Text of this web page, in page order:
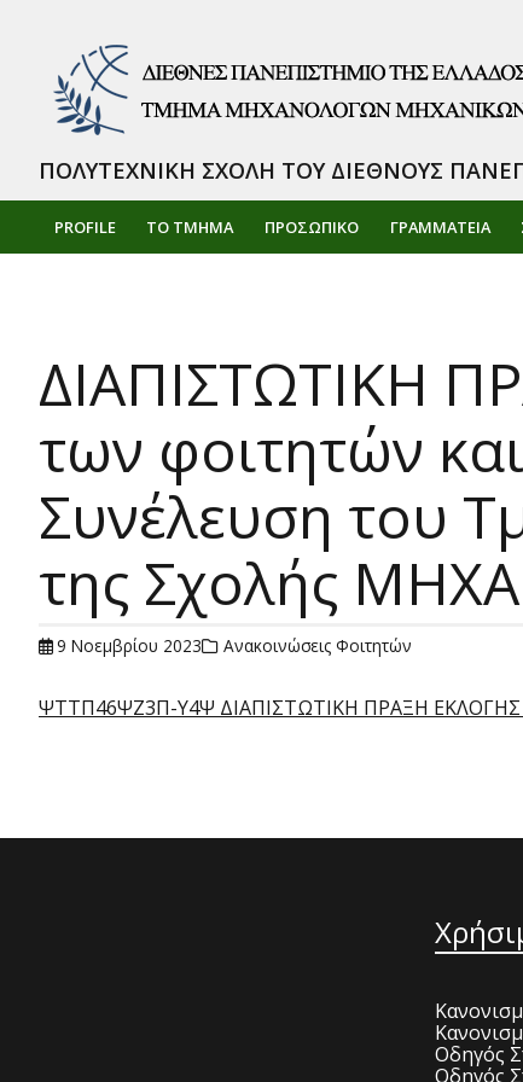
PROFILE ΤΟ ΤΜΗΜΑ ΠΡΟΣΩΠΙΚΌ ΓΡΑΜΜΑΤΕΙΑ
ΠΟΛΥΤΕΧΝΙΚΗ ΣΧΟΛΗ ΤΟΥ ΔΙΕΘΝΟΥΣ
ΔΙΑΠΙΣΤΩΤΙΚΗ
των φοιτητών
Συνέλευση του
της Σχολής
9 Νοεμβρίου 2023 Ανακοινώσεις Φοιτητών
ΨΤΤΠ46ΨΖ3Π-Υ4Ψ ΔΙΑΠΙΣΤΩΤΙΚΗ ΠΡΑΞΗ
Οδηγός
Οδηγός